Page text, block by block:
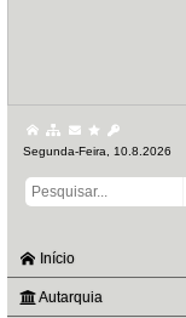
Segunda-Feira, 10.8.2026
Início
Autarquia